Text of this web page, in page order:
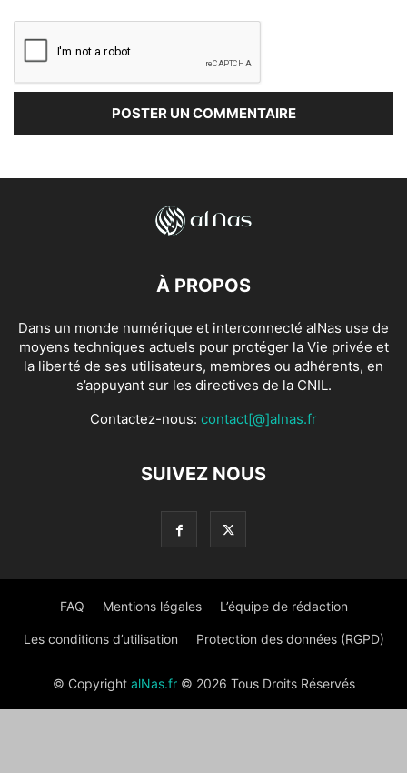
À PROPOS
Dans un monde numérique et interconnecté alNas use de
moyens techniques actuels pour protéger la Vie privée et
la liberté de ses utilisateurs, membres ou adhérents, en
s’appuyant sur les directives de la CNIL.
Contactez-nous: contact[@]alnas.fr
SUIVEZ NOUS
FAQ Mentions légales L’équipe de rédaction
Les conditions d’utilisation Protection des données (RGPD)
© Copyright alNas.fr© 2026 Tous Droits Réservés